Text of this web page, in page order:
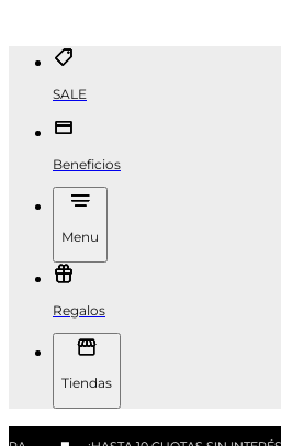
SALE
Beneficios
Menu
Regalos
Tiendas